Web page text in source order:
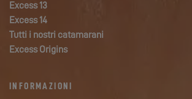
Excess 13
Excess 14
Tutti i nostri catamarani
Excess Origins
INFORMAZIONI